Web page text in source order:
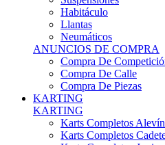
Llantas
Neumáticos
ANUNCIOS DE COMPRA
Compra De Competición
Compra De Calle
Compra De Piezas
KARTING
KARTING
Karts Completos Alevín
Karts Completos Cadete
Karts Completos Junior
Karts Completos Senior